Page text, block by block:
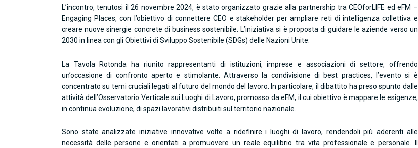
L’incontro, tenutosi il 26 novembre 2024, è stato organizzato grazie alla partnership tra CEOforLIFE ed eFM –
Engaging Places, con l’obiettivo di connettere CEO e stakeholder per ampliare reti di intelligenza collettiva e
creare nuove sinergie concrete di business sostenibile. L’iniziativa si è proposta di guidare le aziende verso un
2030 in linea con gli Obiettivi di Sviluppo Sostenibile (SDGs) delle Nazioni Unite.
La Tavola Rotonda ha riunito rappresentanti di istituzioni, imprese e associazioni di settore, offrendo
un’occasione di confronto aperto e stimolante. Attraverso la condivisione di best practices, l’evento si è
concentrato su temi cruciali legati al futuro del mondo del lavoro. In particolare, il dibattito ha preso spunto dalle
attività dell’Osservatorio Verticale sui Luoghi di Lavoro, promosso da eFM, il cui obiettivo è mappare le esigenze,
in continua evoluzione, di spazi lavorativi distribuiti sul territorio nazionale.
Sono state analizzate iniziative innovative volte a ridefinire i luoghi di lavoro, rendendoli più aderenti alle
necessità delle persone e orientati a promuovere un reale equilibrio tra vita professionale e personale. Il